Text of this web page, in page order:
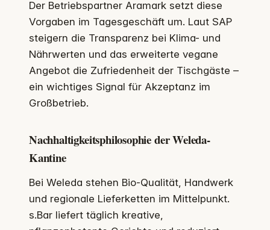
Der Betriebspartner Aramark setzt diese
Vorgaben im Tagesgeschäft um. Laut SAP
steigern die Transparenz bei Klima- und
Nährwerten und das erweiterte vegane
Angebot die Zufriedenheit der Tischgäste –
ein wichtiges Signal für Akzeptanz im
Großbetrieb.
Nachhaltigkeitsphilosophie der Weleda-
Kantine
Bei Weleda stehen Bio-Qualität, Handwerk
und regionale Lieferketten im Mittelpunkt.
s.Bar liefert täglich kreative,